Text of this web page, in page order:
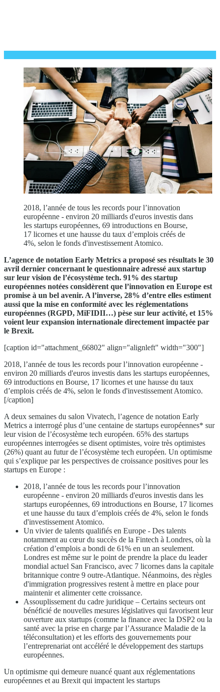
2018, l’année de tous les records pour l’innovation
européenne - environ 20 milliards d'euros investis dans
les startups européennes, 69 introductions en Bourse,
17 licornes et une hausse du taux d’emplois créés de
4%, selon le fonds d'investissement Atomico.
L’agence de notation Early Metrics a proposé ses résultats le 30
avril dernier concernant le questionnaire adressé aux startup
sur leur vision de l’écosystème tech. 91% des startup
européennes notées considèrent que l’innovation en Europe est
promise à un bel avenir. A l’inverse, 28% d’entre elles estiment
aussi que la mise en conformité avec les réglementations
européennes (RGPD, MiFIDII…) pèse sur leur activité, et 15%
voient leur expansion internationale directement impactée par
le Brexit.
[caption id="attachment_66802" align="alignleft" width="300"]
2018, l’année de tous les records pour l’innovation européenne -
environ 20 milliards d'euros investis dans les startups européennes,
69 introductions en Bourse, 17 licornes et une hausse du taux
d’emplois créés de 4%, selon le fonds d'investissement Atomico.
[/caption]
A deux semaines du salon Vivatech, l’agence de notation Early
Metrics a interrogé plus d’une centaine de startups européennes* sur
leur vision de l’écosystème tech européen. 65% des startups
européennes interrogées se disent optimistes, voire très optimistes
(26%) quant au futur de l’écosystème tech européen. Un optimisme
qui s’explique par les perspectives de croissance positives pour les
startups en Europe :
2018, l’année de tous les records pour l’innovation
européenne - environ 20 milliards d'euros investis dans les
startups européennes, 69 introductions en Bourse, 17 licornes
et une hausse du taux d’emplois créés de 4%, selon le fonds
d'investissement Atomico.
Un vivier de talents qualifiés en Europe - Des talents
notamment au cœur du succès de la Fintech à Londres, où la
création d’emplois a bondi de 61% en un an seulement.
Londres est même sur le point de prendre la place du leader
mondial actuel San Francisco, avec 7 licornes dans la capitale
britannique contre 9 outre-Atlantique. Néanmoins, des règles
d'immigration progressives restent à mettre en place pour
maintenir et alimenter cette croissance.
Assouplissement du cadre juridique – Certains secteurs ont
bénéficié de nouvelles mesures législatives qui favorisent leur
ouverture aux startups (comme la finance avec la DSP2 ou la
santé avec la prise en charge par l’Assurance Maladie de la
téléconsultation) et les efforts des gouvernements pour
l’entreprenariat ont accéléré le développement des startups
européennes.
Un optimisme qui demeure nuancé quant aux réglementations
européennes et au Brexit qui impactent les startups